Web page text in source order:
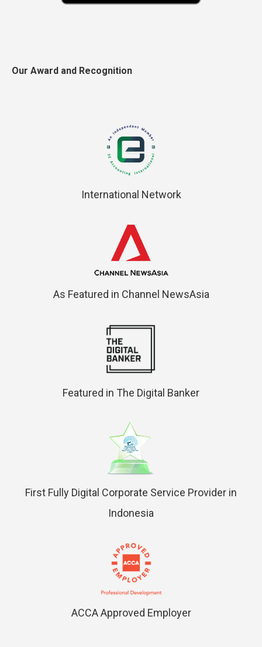
Our Award and Recognition
International Network
As Featured in Channel NewsAsia
Featured in The Digital Banker
First Fully Digital Corporate Service Provider in
Indonesia
ACCA Approved Employer